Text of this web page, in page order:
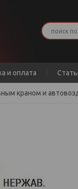
и оплата
краном и